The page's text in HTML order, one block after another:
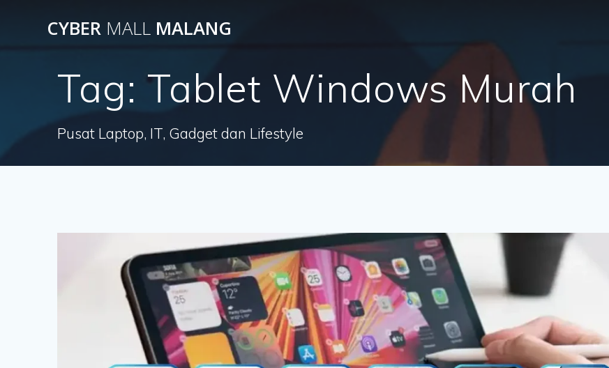
CYBER MALL MALANG
Tag: Tablet Windows Murah
Pusat Laptop, IT, Gadget dan Lifestyle